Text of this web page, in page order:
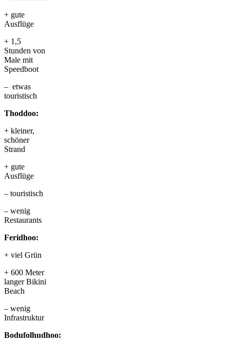
+ gute
Ausflüge
+ 1,5
Stunden von
Male mit
Speedboot
– etwas
touristisch
Thoddoo:
+ kleiner,
schöner
Strand
+ gute
Ausflüge
– touristisch
– wenig
Restaurants
Feridhoo:
+ viel Grün
+ 600 Meter
langer Bikini
Beach
– wenig
Infrastruktur
Bodufolhudhoo: